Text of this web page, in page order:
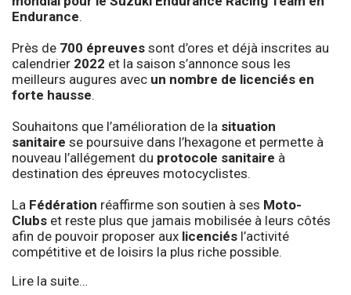
Endurance.
Près de 700 épreuves sont d’ores et déjà inscrites au
calendrier 2022 et la saison s’annonce sous les
meilleurs augures avec un nombre de licenciés en
forte hausse.
Souhaitons que l’amélioration de la situation
sanitaire se poursuive dans l’hexagone et permette à
nouveau l’allégement du protocole sanitaire à
destination des épreuves motocyclistes.
La Fédération réaffirme son soutien à ses Moto-
Clubs et reste plus que jamais mobilisée à leurs côtés
afin de pouvoir proposer aux licenciés l’activité
compétitive et de loisirs la plus riche possible.
Lire la suite…